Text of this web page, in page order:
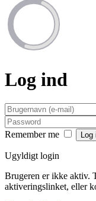
Log ind
Remember me
Ugyldigt login
Brugeren er ikke aktiv.
aktiveringslinket, eller